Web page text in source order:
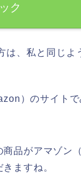
ク
は、私と同じよ
）のサイト
品がアマゾン
ますね。